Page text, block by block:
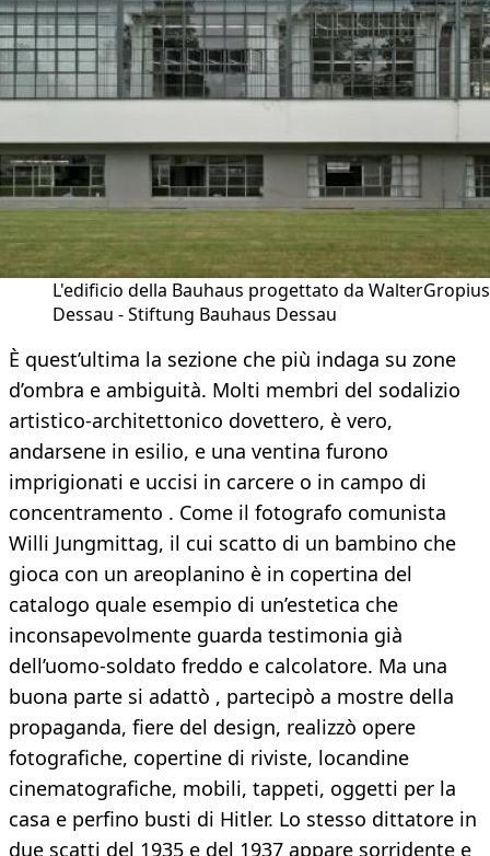
L'edificio della Bauhaus progettato da
Dessau - Stiftung Bauhaus Dessau
È quest’ultima la sezione che più indaga su zone
d’ombra e ambiguità. Molti membri del sodalizio
artistico-architettonico dovettero, è vero,
andarsene in esilio, e una ventina furono
imprigionati e uccisi in carcere o in campo di
concentramento . Come il fotografo comunista
Willi Jungmittag, il cui scatto di un bambino che
gioca con un areoplanino è in copertina del
catalogo quale esempio di un’estetica che
inconsapevolmente guarda testimonia già
dell’uomo-soldato freddo e calcolatore. Ma una
buona parte si adattò , partecipò a mostre della
propaganda, fiere del design, realizzò opere
fotografiche, copertine di riviste, locandine
cinematografiche, mobili, tappeti, oggetti per la
casa e perfino busti di Hitler. Lo stesso dittatore in
due scatti del 1935 e del 1937 appare sorridente e